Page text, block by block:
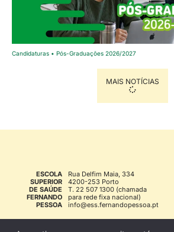
Candidaturas • Pós-Graduações 2026/2027
MAIS NOTÍCIAS
ESCOLA
SUPERIOR
DE SAÚDE
FERNANDO
PESSOA
Rua Delfim Maia, 334
4200-253 Porto
T. 22 507 1300 (chamada
para rede fixa nacional)
info@ess.fernandopessoa.pt